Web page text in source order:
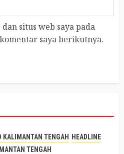
situs web saya pada
saya berikutnya.
KALIMANTAN TENGAH
HEADLINE
TENGAH